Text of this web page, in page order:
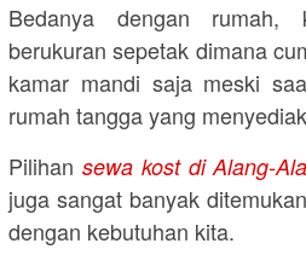
Bedanya dengan rumah,
berukuran sepetak dimana
kamar mandi saja meski
rumah tangga yang
Pilihan sewa kost di Alang-
juga sangat banyak
dengan kebutuhan kita.